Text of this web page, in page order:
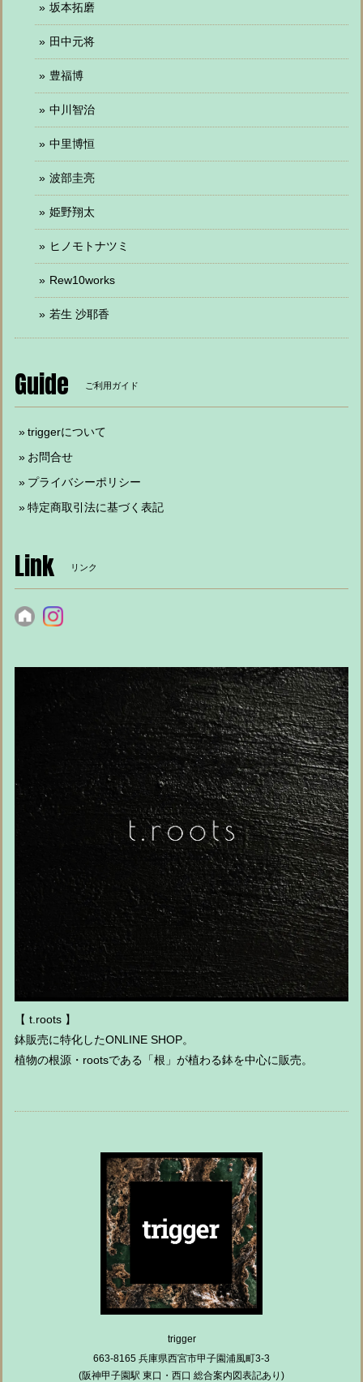
坂本拓磨
田中元将
豊福博
中川智治
中里博恒
波部圭亮
姫野翔太
ヒノモトナツミ
Rew10works
若生 沙耶香
Guide ご利用ガイド
triggerについて
お問合せ
プライバシーポリシー
特定商取引法に基づく表記
Link リンク
【 t.roots 】
鉢販売に特化したONLINE SHOP。
植物の根源・rootsである「根」が植わる鉢を中心に販売。
trigger
663-8165 兵庫県西宮市甲子園浦風町3-3
(阪神甲子園駅 東口・西口 総合案内図表記あり)